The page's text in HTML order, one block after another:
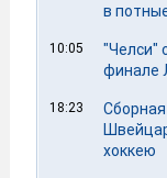
в
10:05
"Челси"
финале
18:23
хоккею